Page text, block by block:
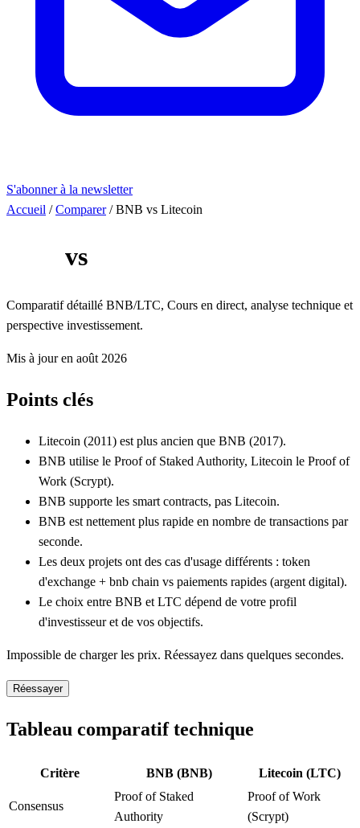
S'abonner à la newsletter
Accueil / Comparer / BNB vs Litecoin
vs
Comparatif détaillé BNB/LTC, Cours en direct, analyse technique et
perspective investissement.
Mis à jour en août 2026
Points clés
Litecoin (2011) est plus ancien que BNB (2017).
BNB utilise le Proof of Staked Authority, Litecoin le Proof of
Work (Scrypt).
BNB supporte les smart contracts, pas Litecoin.
BNB est nettement plus rapide en nombre de transactions par
seconde.
Les deux projets ont des cas d'usage différents : token
d'exchange + bnb chain vs paiements rapides (argent digital).
Le choix entre BNB et LTC dépend de votre profil
d'investisseur et de vos objectifs.
Impossible de charger les prix. Réessayez dans quelques secondes.
Réessayer
Tableau comparatif technique
Critère BNB (BNB) Litecoin (LTC)
Consensus
Proof of Staked
Authority
Proof of Work
(Scrypt)